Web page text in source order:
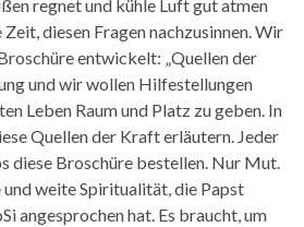
regnet und kühle Luft gut atmen
diesen Fragen nachzusinnen. Wir
entwickelt: „Quellen der
und wir wollen Hilfestellungen
Leben Raum und Platz zu geben. In
Quellen der Kraft erläutern. Jeder
diese Broschüre bestellen. Nur Mut.
und weite Spiritualität, die Papst
angesprochen hat. Es braucht, um